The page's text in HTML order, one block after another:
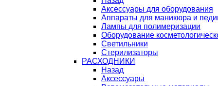
Аксессуары для оборудования
Аппараты для маникюра и
Лампы для полимеризации
Оборудование
Светильники
Стерилизаторы
РАСХОДНИКИ
Назад
Аксессуары